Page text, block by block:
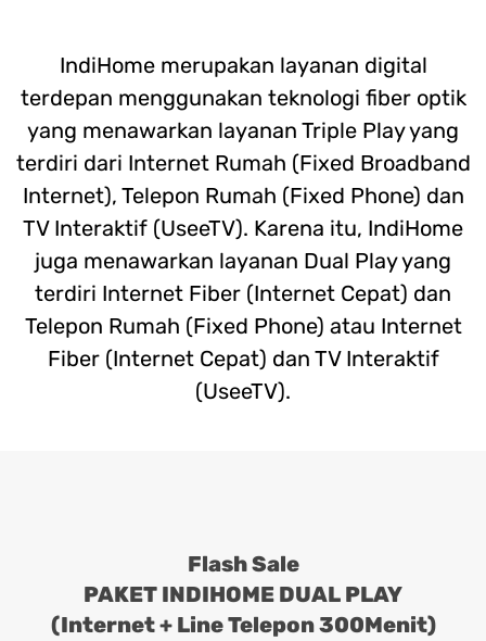
IndiHome merupakan layanan digital
terdepan menggunakan teknologi fiber optik
yang menawarkan layanan Triple Play yang
terdiri dari Internet Rumah (Fixed Broadband
Internet), Telepon Rumah (Fixed Phone) dan
TV Interaktif (UseeTV). Karena itu, IndiHome
juga menawarkan layanan Dual Play yang
terdiri Internet Fiber (Internet Cepat) dan
Telepon Rumah (Fixed Phone) atau Internet
Fiber (Internet Cepat) dan TV Interaktif
(UseeTV).
Flash Sale
PAKET INDIHOME DUAL PLAY
(Internet + Line Telepon 300Menit)